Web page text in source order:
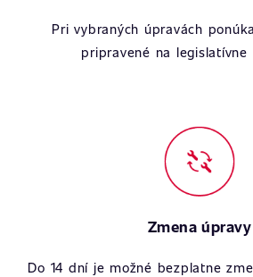
Pri vybraných úpravách
pripravené na legislatívne
Zmena úpravy
Do 14 dní je možné bezplatne